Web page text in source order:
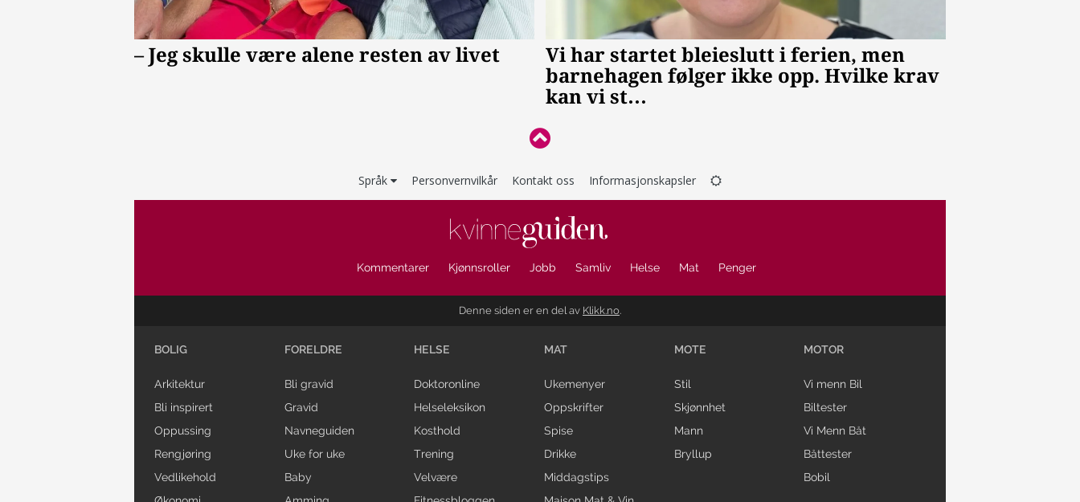
Språk Personvernvilkår Kontakt oss Informasjonskapsler
Kommentarer Kjønnsroller Jobb Samliv Helse Mat Penger
Denne siden er en del av Klikk.no.
BOLIG
Arkitektur
Bli inspirert
Oppussing
Rengjøring
Vedlikehold
FORELDRE
Bli gravid
Gravid
Navneguiden
Uke for uke
Baby
HELSE
Doktoronline
Helseleksikon
Kosthold
Trening
Velvære
MAT
Ukemenyer
Oppskrifter
Spise
Drikke
Middagstips
MOTE
Stil
Skjønnhet
Mann
Bryllup
MOTOR
Vi menn Bil
Biltester
Vi Menn Båt
Båttester
Bobil